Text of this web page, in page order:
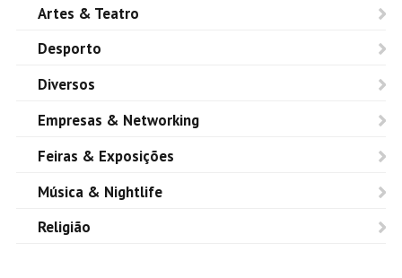
Artes & Teatro
Desporto
Diversos
Empresas & Networking
Feiras & Exposições
Música & Nightlife
Religião